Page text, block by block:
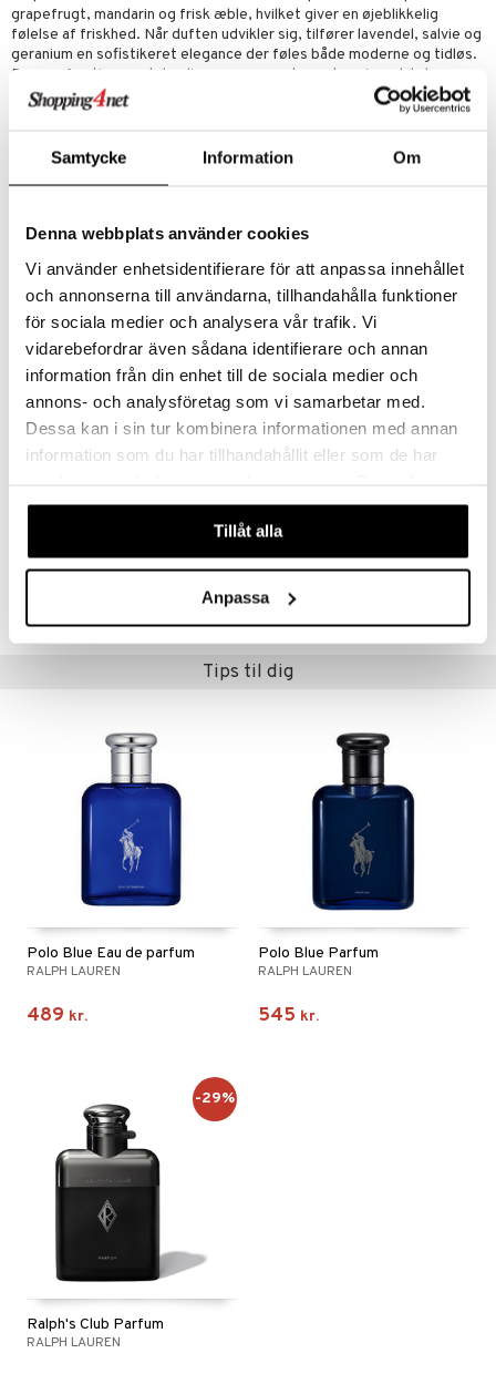
Samtycke Information Om
Denna webbplats använder cookies
Vi använder enhetsidentifierare för att anpassa innehållet
och annonserna till användarna, tillhandahålla funktioner
för sociala medier och analysera vår trafik. Vi
vidarebefordrar även sådana identifierare och annan
information från din enhet till de sociala medier och
annons- och analysföretag som vi samarbetar med.
Dessa kan i sin tur kombinera informationen med annan
information som du har tillhandahållit eller som de har
våra cookies vid fortsatt användande av vår webbplats.
Tillåt alla
Anpassa
grapefrugt, mandarin og frisk æble, hvilket giver en øjeblikkelig
følelse af friskhed. Når duften udvikler sig, tilfører lavendel, salvie og
geranium en sofistikeret elegance der føles både moderne og tidløs.
Basen af vetiver, patchouli og varme moskusnoter giver dybde og
efterlader en diskret men luksuriøs signatur.
Eau de Toilette smidigt fra dag til nat. Dens friske men varme
sammensætning gør den perfekt året rundt – en duft der er
Et design der afspejler styrke og stil
Ralph’s Club Eau de Toilettes sofistikerede karakter. Det mørke glas
overgår i en subtil gradient, hvilket symboliserer den perfekte
balance mellem lethed og dybde i duften.
Et udtryk for tidløs selvsikkerhed
Ralph’s Club Eau de Toilette er skabt til manden der værdsætter
både klarhed og kompleksitet. Med sine dristige citrusnoter,
raffinerede blomster og dybe trænoter er denne duft en invitation til
at opleve livet med selvsikkerhed, sofistikation og en naturlig
Artikelnr.
Tips til dig
Polo Blue Eau de parfum
RALPH LAUREN
489 kr.
Polo Blue Parfum
RALPH LAUREN
545 kr.
Ralph's Club Parfum
RALPH LAUREN
-29%